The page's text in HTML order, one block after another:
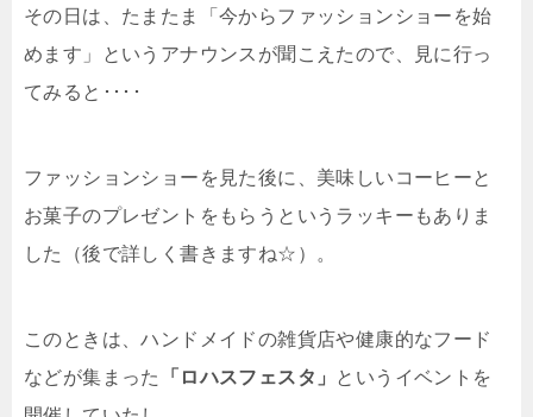
その日は、たまたま「今からファッションショーを始
めます」というアナウンスが聞こえたので、見に行っ
てみると････
ファッションショーを見た後に、美味しいコーヒーと
お菓子のプレゼントをもらうというラッキーもありま
した（後で詳しく書きますね☆）。
このときは、ハンドメイドの雑貨店や健康的なフード
などが集まった
「ロハスフェスタ」 というイベントを